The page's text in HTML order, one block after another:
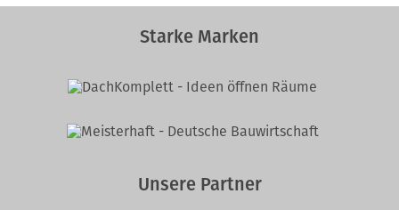
Starke Marken
Unsere Partner